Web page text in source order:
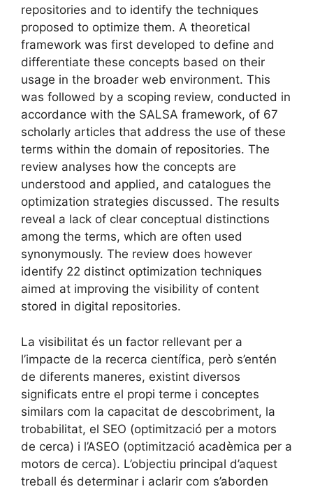
repositories and to identify the techniques
proposed to optimize them. A theoretical
framework was first developed to define and
differentiate these concepts based on their
usage in the broader web environment. This
was followed by a scoping review, conducted in
accordance with the SALSA framework, of 67
scholarly articles that address the use of these
terms within the domain of repositories. The
review analyses how the concepts are
understood and applied, and catalogues the
optimization strategies discussed. The results
reveal a lack of clear conceptual distinctions
among the terms, which are often used
synonymously. The review does however
identify 22 distinct optimization techniques
aimed at improving the visibility of content
stored in digital repositories.
La visibilitat és un factor rellevant per a
l’impacte de la recerca científica, però s’entén
de diferents maneres, existint diversos
significats entre el propi terme i conceptes
similars com la capacitat de descobriment, la
trobabilitat, el SEO (optimització per a motors
de cerca) i l’ASEO (optimització acadèmica per a
motors de cerca). L’objectiu principal d’aquest
treball és determinar i aclarir com s’aborden